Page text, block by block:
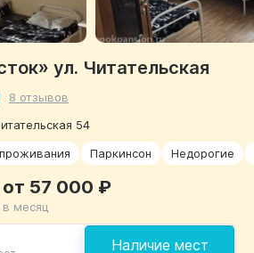
ул. Читательская
8 отзывов
54
Паркинсон Недорогие
Наличие мест
от 57 000 ₽
в месяц